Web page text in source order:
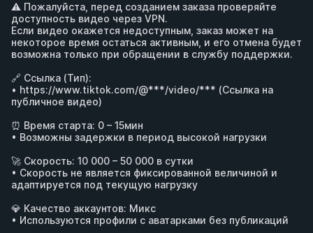
⚠️ Пожалуйста, перед созданием заказа проверяйте
доступность видео через VPN.
Если видео окажется недоступным, заказ может на
некоторое время остаться активным, и его отмена будет
возможна только при обращении в службу поддержки.
🔗 Ссылка (Тип):
• https://www.tiktok.com/@***/video/*** (Ссылка на
публичное видео)
⏰ Время старта: 0 – 15мин
• Возможны задержки в период высокой нагрузки
🚀 Скорость: 10 000 – 50 000 в сутки
• Скорость не является фиксированной величиной и
адаптируется под текущую нагрузку
💎 Качество аккаунтов: Микс
• Используются профили с аватарками без публикаций